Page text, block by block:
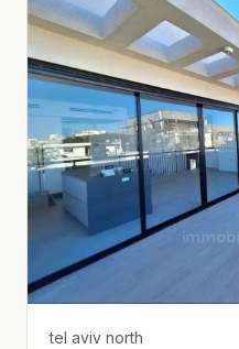
tel aviv north